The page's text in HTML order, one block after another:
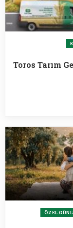
Toros Tarım
ÖZEL